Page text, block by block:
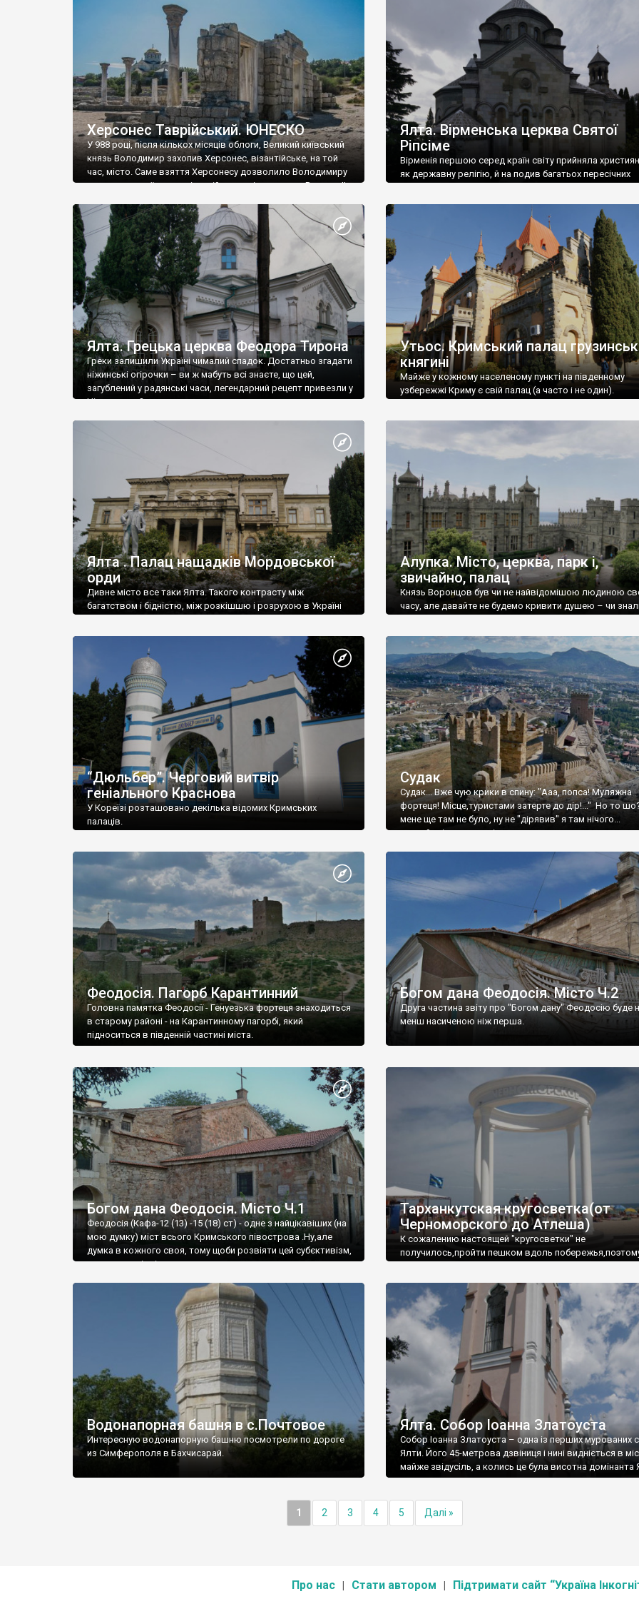
візантійської доби. Раритети викрадені з фондів об’єкту
культурної спадщини ЮНЕСКО «Херсонеса Таврійського».
Офіційно – на виставку «Золото Візантії», але експерти та
влада в Україні вважають це лише […]
називаються «повстяками» (postaki)…” “Вино. Крим
виробляє відмінне вино і його вдосталь: воно все
легке біле і дуже […]
Херсонес Таврійський. ЮНЕСКО
У 988 році, після кількох місяців облоги, Великий київський
князь Володимир захопив Херсонес, візантійське, на той
час, місто. Саме взяття Херсонесу дозволило Володимиру
диктувати свої умови візантійському імператору Василю ІІ,
Херсонесі Володимир-язичник, став Василем-
християнином. А потім було Хрещення Русі. На честь
Херсонесу Таврійського названо місто […]
Ялта. Вірменська церква Святої
Ріпсіме
Вірменія першою серед країн світу прийняла
як державну релігію, й на подив багатьох пересічних
Ялта. Грецька церква Феодора Тирона
Греки залишили Україні чималий спадок. Достатньо згадати
ніжинські огірочки – ви ж мабуть всі знаєте, що цей,
загублений у радянські часи, легендарний рецепт привезли у
Ніжин греки?
Утьос. Кримський палац
княгині
Майже у кожному населеному пункті на південному
узбережжі Криму є свій палац (а часто і не один).
Ялта . Палац нащадків Мордовської
орди
Дивне місто все таки Ялта. Такого контрасту між
багатством і бідністю, між розкішшю і розрухою в Україні
Алупка. Місто, церква, парк і,
звичайно, палац
Князь Воронцов був чи не найвідомішою людиною
часу, але давайте не будемо кривити душею – чи
“Дюльбер”. Черговий витвір
геніального Краснова
У Кореїзі розташовано декілька відомих Кримських
палаців.
Судак
Судак... Вже чую крики в спину: "Ааа, попса! Муляжна
фортеця! Місце,туристами затерте до дір!..." Но то
мене ще там не було, ну не "дірявив" я там нічого...
принаймні до цього літа.
Феодосія. Пагорб Карантинний
Головна памятка Феодосії - Генуезька фортеця знаходиться
в старому районі - на Карантинному пагорбі, який
підноситься в південній частині міста.
Богом дана Феодосія. Місто Ч.2
Друга частина звіту про "Богом дану" Феодосію буде
менш насиченою ніж перша.
Богом дана Феодосія. Місто Ч.1
Феодосія (Кафа-12 (13) -15 (18) ст) - одне з найцікавіших (на
мою думку) міст всього Кримського півострова .Ну,але
думка в кожного своя, тому щоби розвіяти цей субєктивізм,
запрошую відвідати це
Тарханкутская кругосветка(от
Черноморского до Атлеша)
К сожалению настоящей "кругосветки" не
получилось,пройти пешком вдоль
Водонапорная башня в с.Почтовое
Интересную водонапорную башню посмотрели по дороге
из Симферополя в Бахчисарай.
Ялта. Собор Іоанна Златоуста
Собор Іоанна Златоуста – одна із перших мурованих
Ялти. Його 45-метрова дзвіниця і нині видніється в
майже звідусіль, а колись це була висотна домінанта
1 2 3 4 5 Далі »
Про нас Стати автором Підтримати сайт “Україна